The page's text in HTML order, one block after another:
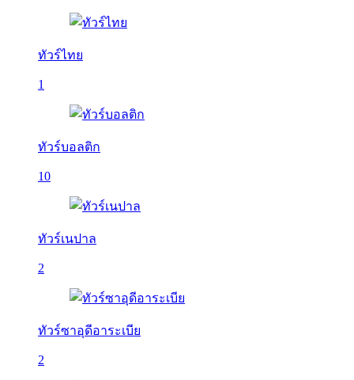
ทัวร์ไทย
1
ทัวร์บอลติก
10
ทัวร์เนปาล
2
ทัวร์ซาอุดีอาระเบีย
2